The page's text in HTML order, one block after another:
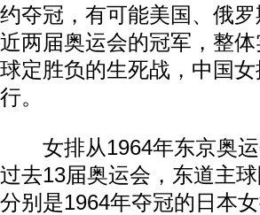
约夺冠，有可能美国、俄
近两届奥运会的冠军，整
球定胜负的生死战，中国
行。
女排从1964年东京奥运
过去13届奥运会，东道主
分别是1964年夺冠的日本